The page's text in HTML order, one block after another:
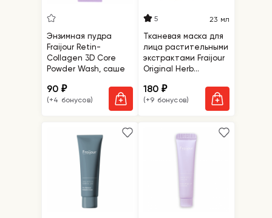
Энзимная пудра
Fraijour Retin-
Collagen 3D Core
Powder Wash, саше
90₽
(+4 бонусов)
5 23 мл
Тканевая маска для
лица растительными
экстрактами Fraijour
Original Herb
Mask
180₽
(+9 бонусов)